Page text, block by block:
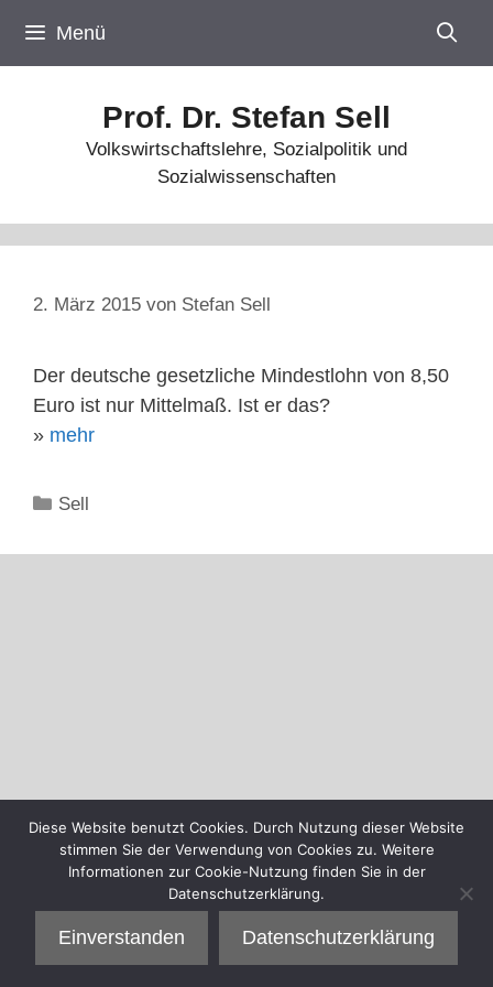
Inhalt
springen
Menü
Prof. Dr. Stefan Sell
Volkswirtschaftslehre, Sozialpolitik und
Sozialwissenschaften
2. März 2015 von Stefan Sell
Der deutsche gesetzliche Mindestlohn von 8,50
Euro ist nur Mittelmaß. Ist er das?
» mehr
Kategorien
Sell
Diese Website benutzt Cookies. Durch Nutzung dieser Website
stimmen Sie der Verwendung von Cookies zu. Weitere
Informationen zur Cookie-Nutzung finden Sie in der
Datenschutzerklärung.
Einverstanden Datenschutzerklärung